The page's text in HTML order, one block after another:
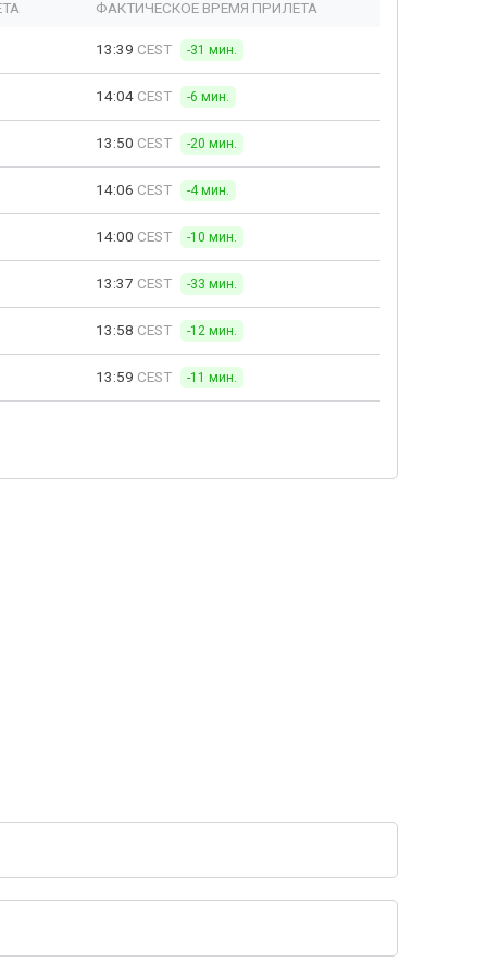
ФАКТИЧЕСКОЕ ВРЕМЯ ПРИЛЕТА
13:39 CEST -31 мин.
14:04 CEST -6 мин.
13:50 CEST -20 мин.
14:06 CEST -4 мин.
14:00 CEST -10 мин.
13:37 CEST -33 мин.
13:58 CEST -12 мин.
13:59 CEST -11 мин.